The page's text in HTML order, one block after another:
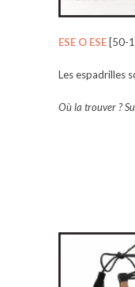
ESE O ESE [50-
Les espadrilles
Où la trouver ?